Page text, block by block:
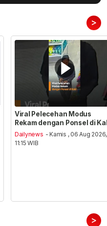
>
Viral Pelecehan Modus
Rekam dengan Ponsel di
Dailynews - Kamis , 06 Aug 2026,
11:15 WIB
>